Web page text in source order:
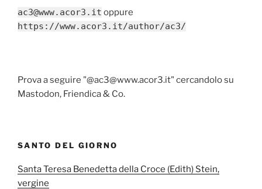
ac3@www.acor3.it oppure
https://www.acor3.it/author/ac3/
Prova a seguire "@ac3@www.acor3.it" cercandolo su
Mastodon, Friendica & Co.
SANTO DEL GIORNO
Santa Teresa Benedetta della Croce (Edith) Stein,
vergine